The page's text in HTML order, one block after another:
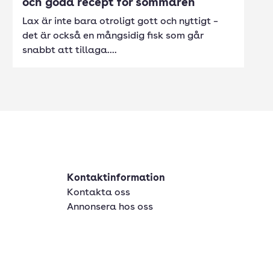
och goda recept för sommaren
Lax är inte bara otroligt gott och nyttigt –
det är också en mångsidig fisk som går
snabbt att tillaga....
Kontaktinformation
Kontakta oss
Annonsera hos oss